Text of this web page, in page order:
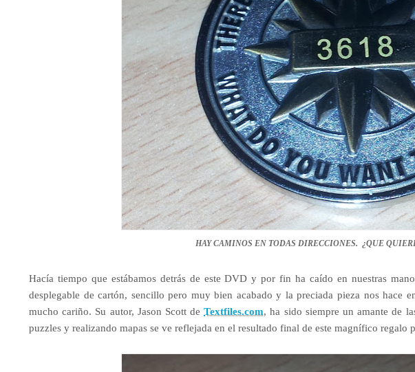
HAY CAMINOS EN TODAS DIRECCIONES. ¿QUE
Hacía tiempo que estábamos detrás de este DVD y por fin ha caído en nuestras
desplegable de cartón, sencillo pero muy bien acabado y la preciada pieza nos hace
mucho cariño. Su autor, Jason Scott deTextfiles.com, ha sido siempre un amante de
puzzles y realizando mapas se ve reflejada en el resultado final de este magnífico regalo